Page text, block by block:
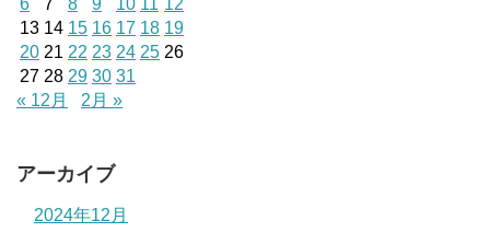
6
7 8 9 10 11 12
13 14 15 16 17 18 19
20 21 22 23 24 25 26
27 28 29 30 31
« 12月
2月 »
アーカイブ
2024年12月